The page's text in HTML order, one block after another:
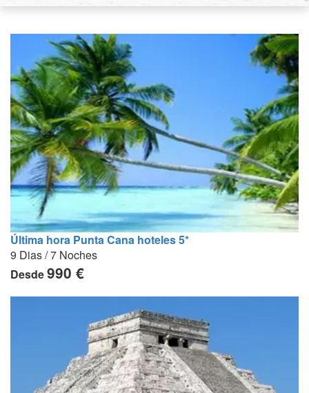
Última hora Punta Cana hoteles 5*
9 Dias / 7 Noches
Desde990 €